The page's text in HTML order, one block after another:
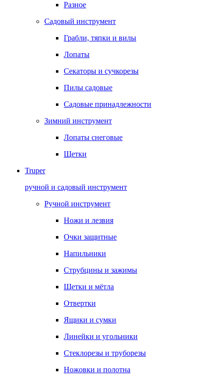
Разное
Садовый инструмент
Грабли, тяпки и вилы
Лопаты
Секаторы и сучкорезы
Пилы садовые
Садовые принадлежности
Зимний инструмент
Лопаты снеговые
Щетки
Truper
ручной и садовый инструмент
Ручной инструмент
Ножи и лезвия
Очки защитные
Напильники
Струбцины и зажимы
Щетки и мётла
Отвертки
Ящики и сумки
Линейки и угольники
Стеклорезы и труборезы
Ножовки и полотна